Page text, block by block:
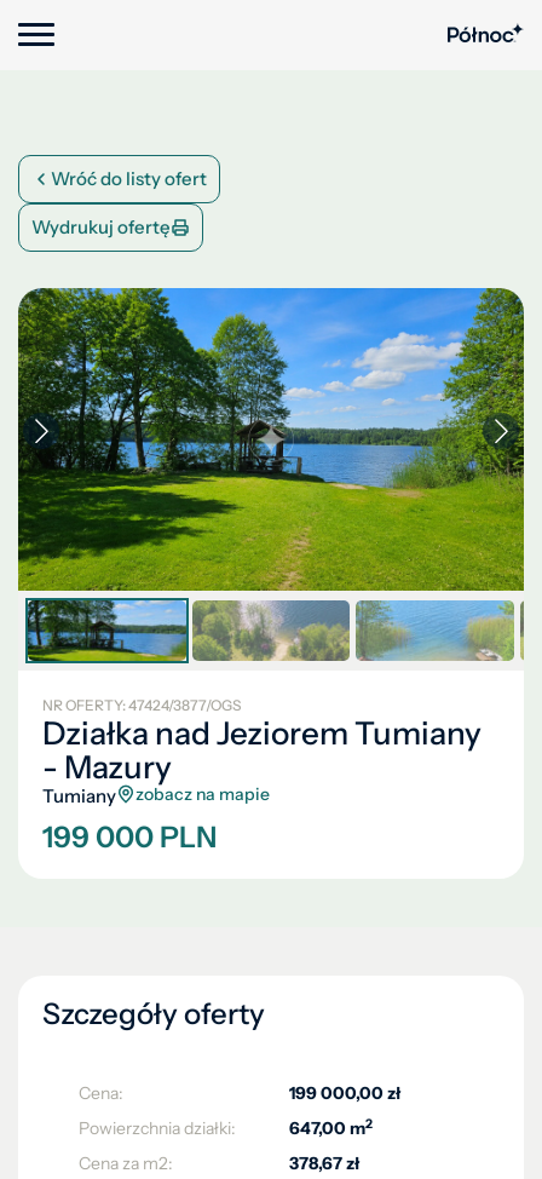
Wróć do listy ofert
Wydrukuj ofertę
NR OFERTY: 47424/3877/OGS
Działka nad Jeziorem Tumiany
- Mazury
Tumiany zobacz na mapie
199 000 PLN
Szczegóły oferty
Cena:
199 000,00 zł
Powierzchnia działki:
647,00 m2
Cena za m2: 378,67 zł